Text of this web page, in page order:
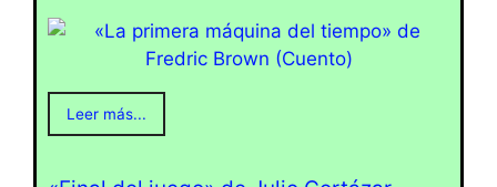
Leer más...